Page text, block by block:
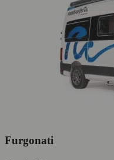
Furgonati